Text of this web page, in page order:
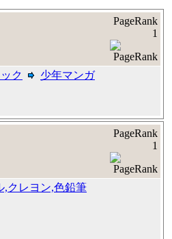
PageRank
1
ク
少年マンガ
PageRank
1
,クレヨン,色鉛筆